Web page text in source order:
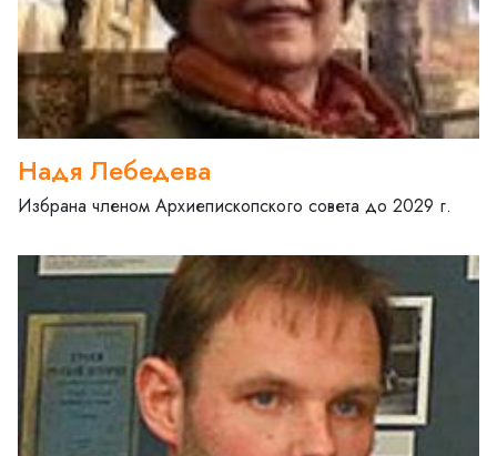
Надя Лебедева
Избрана членом Архиепископского совета до 2029 г.